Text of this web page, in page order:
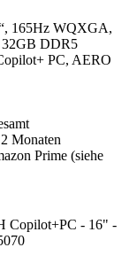
165Hz WQXGA,
DDR5
PC, AERO
Monaten
Prime (siehe
Copilot+PC - 16" -